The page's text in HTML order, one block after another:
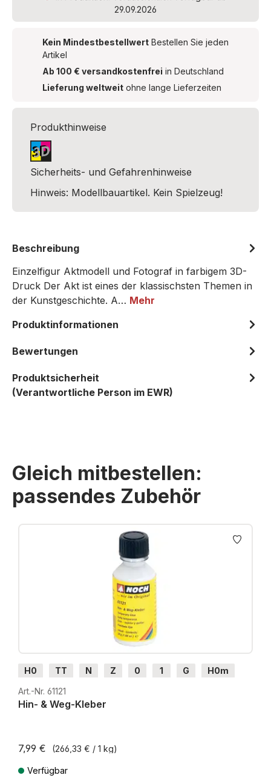
29.09.2026
Kein Mindestbestellwert Bestellen Sie jeden
Artikel
Ab 100 € versandkostenfrei in Deutschland
Lieferung weltweit ohne lange Lieferzeiten
Produkthinweise
Sicherheits- und Gefahrenhinweise
Hinweis: Modellbauartikel. Kein Spielzeug!
Beschreibung
Einzelfigur Aktmodell und Fotograf in farbigem 3D-
Druck Der Akt ist eines der klassischsten Themen in
der Kunstgeschichte. A… Mehr
Produktinformationen
Bewertungen
Produktsicherheit
(Verantwortliche Person im EWR)
Gleich mitbestellen:
passendes Zubehör
Produktgalerie überspringen
H0 TT N Z 0 1 G
H0m
H0e
Art.-Nr. 61121
Hin- & Weg-Kleber
7,99 € (266,33 € / 1 kg)
Verfügbar